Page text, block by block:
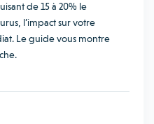
de 15 à 20% le
l’impact sur votre
Le guide vous montre